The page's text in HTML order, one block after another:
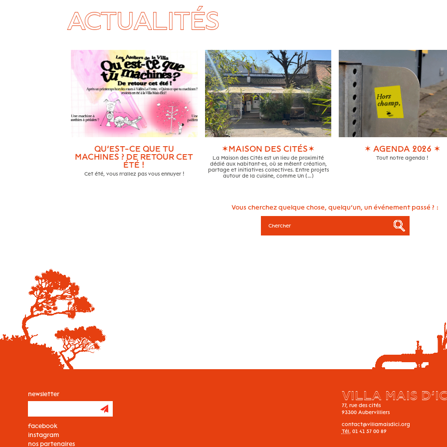
ACTUALITÉS
QU’EST-CE QUE TU
MACHINES ? DE RETOUR CET
ÉTÉ !
Cet été, vous n’allez pas vous ennuyer !
✶MAISON DES CITÉS✶
La Maison des Cités est un lieu de proximité
dédié aux habitant·es, où se mêlent création,
partage et initiatives collectives. Entre projets
autour de la cuisine, comme Un (…)
✶ AGENDA 2026 ✶
Tout notre agenda !
Vous cherchez quelque chose, quelqu’un, un événement passé ? :
newsletter
facebook
instagram
nos partenaires
VILLA MAIS
77, rue des cités
93300 Aubervilliers
contact@villamaisdici.org
Tél. 01 41 57 00 89